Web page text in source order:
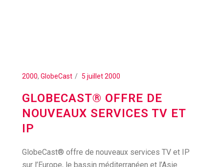
2000, GlobeCast 5 juillet 2000
GLOBECAST® OFFRE DE
NOUVEAUX SERVICES TV ET
IP
GlobeCast® offre de nouveaux services TV et IP
sur l’Europe, le bassin méditerranéen et l’Asie